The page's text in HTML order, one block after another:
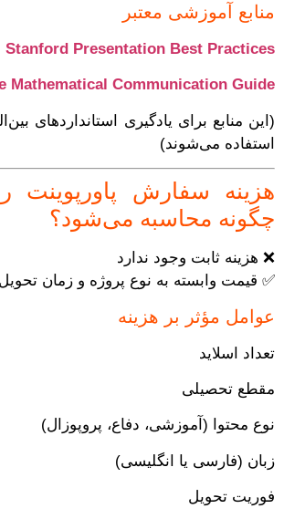
منابع آموزشی معتبر
Stanford Presentation Best Practices
Mathematical Communication Guide
(این منابع برای یادگیری استانداردهای
استفاده می‌شوند)
هزینه سفارش پاورپوینت
چگونه محاسبه می‌شود؟
❌ هزینه ثابت وجود ندارد
✅ قیمت وابسته به نوع پروژه و زمان
عوامل مؤثر بر هزینه
تعداد اسلاید
مقطع تحصیلی
نوع محتوا (آموزشی، دفاع، پروپوزال)
زبان (فارسی یا انگلیسی)
فوریت تحویل